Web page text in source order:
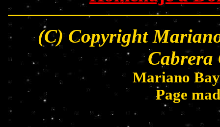
(C) Copyright
Cabrera
Mariano
Page